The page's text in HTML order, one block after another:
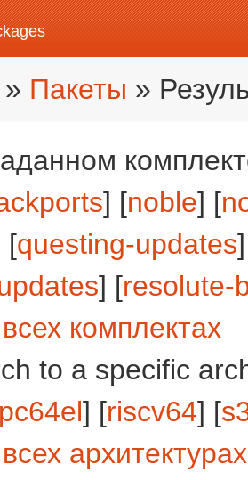
» Пакеты »
] [noble] [
[questing-updates
] [resolute-
всех комплектах
to a specific
] [riscv64] [
всех архитектурах